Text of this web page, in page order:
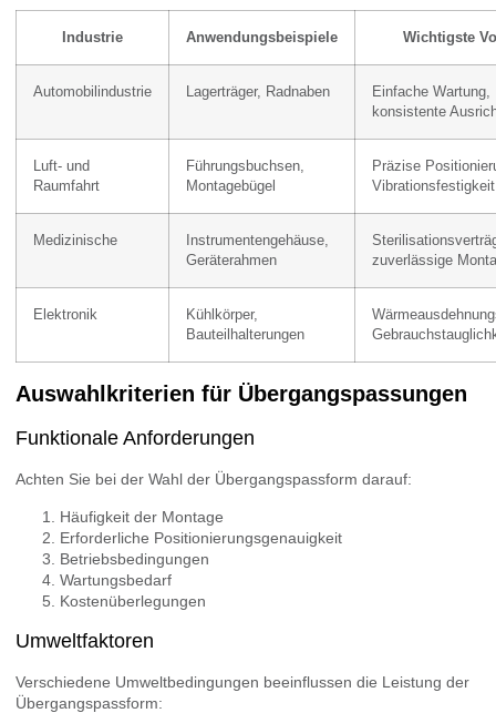
Industrie Anwendungsbeispiele Wichtigste
Automobilindustrie Lagerträger, Radnaben
Einfache Wartung,
konsistente
Luft- und
Raumfahrt
Führungsbuchsen,
Montagebügel
Präzise
Vibrationsfestigkeit
Medizinische
Instrumentengehäuse,
Geräterahmen
zuverlässige
Elektronik
Kühlkörper,
Bauteilhalterungen
Auswahlkriterien für Übergangspassungen
Funktionale Anforderungen
Achten Sie bei der Wahl der Übergangspassform darauf:
Häufigkeit der Montage
Erforderliche Positionierungsgenauigkeit
Betriebsbedingungen
Wartungsbedarf
Kostenüberlegungen
Umweltfaktoren
Verschiedene Umweltbedingungen beeinflussen die Leistung der
Übergangspassform: